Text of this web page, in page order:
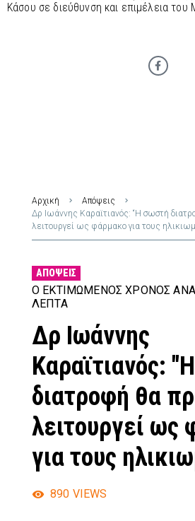
Κάσου σε διεύθυνση και επιμέλεια
Αρχική
Απόψεις
Δρ Ιωάννης Καραϊτιανός: “Η σωστή
λειτουργεί ως φάρμακο για τους
ΑΠΌΨΕΙΣ
Ο ΕΚΤΙΜΏΜΕΝΟΣ ΧΡΌΝΟΣ
ΛΕΠΤΆ
Δρ Ιωάννης
Καραϊτιανός:
διατροφή θα
λειτουργεί ως
για τους
890 VIEWS